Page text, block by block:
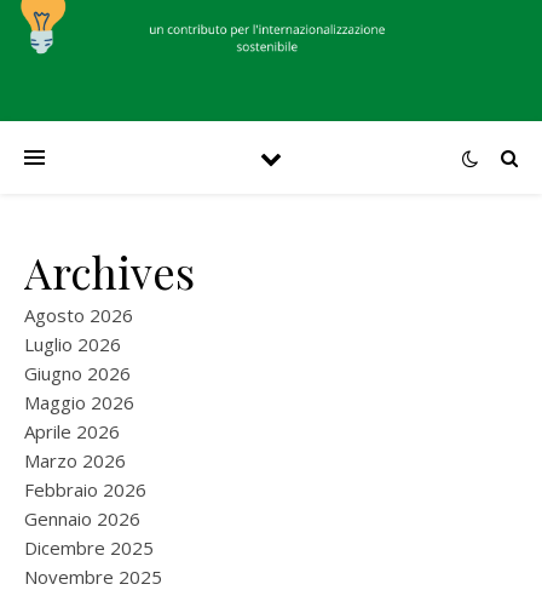
Archives
Agosto 2026
Luglio 2026
Giugno 2026
Maggio 2026
Aprile 2026
Marzo 2026
Febbraio 2026
Gennaio 2026
Dicembre 2025
Novembre 2025